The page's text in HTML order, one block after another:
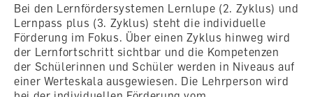
Bei den Lernfördersystemen Lernlupe (2. Zyklus) und
Lernpass plus (3. Zyklus) steht die individuelle
Förderung im Fokus. Über einen Zyklus hinweg wird
der Lernfortschritt sichtbar und die Kompetenzen
der Schülerinnen und Schüler werden in Niveaus auf
einer Werteskala ausgewiesen. Die Lehrperson wird